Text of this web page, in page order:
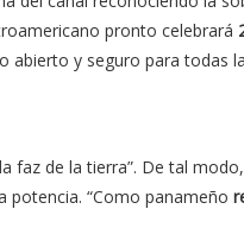
pronto celebrará
y seguro para todas
faz de la tierra”. De tal
potencia. “Como panameño